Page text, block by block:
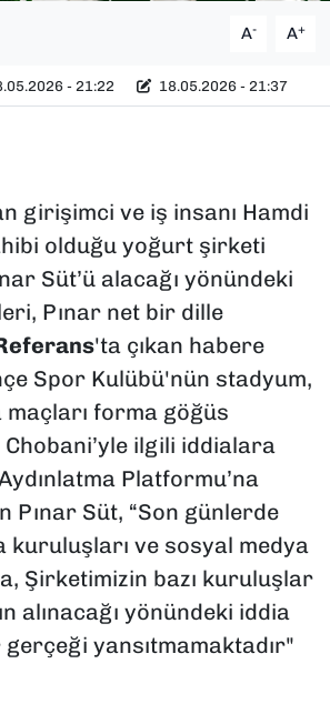
A- A+
- 21:22 18.05.2026 - 21:37
girişimci ve iş insanı Hamdi
olduğu yoğurt şirketi
Süt’ü alacağı yönündeki
Pınar net bir dille
'ta çıkan habere
Spor Kulübü'nün stadyum,
forma göğüs
ilgili iddialara
Platformu’na
Pınar Süt, “Son günlerde
kuruluşları ve sosyal medya
Şirketimizin bazı kuruluşlar
alınacağı yönündeki iddia
yansıtmamaktadır"